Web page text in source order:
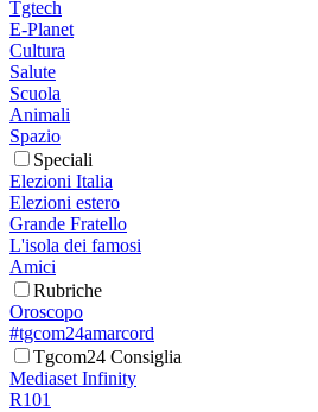
Tgtech
E-Planet
Cultura
Salute
Scuola
Animali
Spazio
Speciali
Elezioni Italia
Elezioni estero
Grande Fratello
L'isola dei famosi
Amici
Rubriche
Oroscopo
#tgcom24amarcord
Tgcom24 Consiglia
Mediaset Infinity
R101